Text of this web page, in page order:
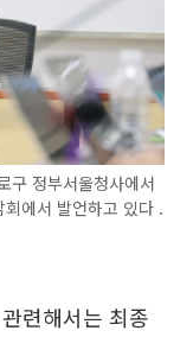
구 정부서울청사에서
에서 발언하고 있다 .
련해서는 최종